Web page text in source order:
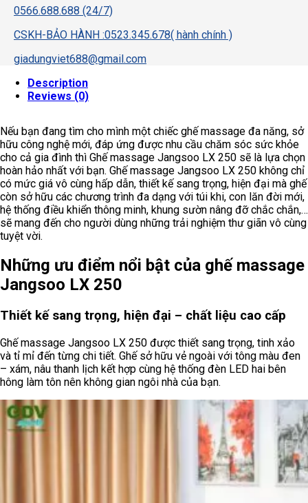
0566.688.688 (24/7)
CSKH-BẢO HÀNH :0523.345.678( hành chính )
giadungviet688@gmail.com
Description
Reviews (0)
Nếu bạn đang tìm cho mình một chiếc ghế massage đa năng, sở
hữu công nghệ mới, đáp ứng được nhu cầu chăm sóc sức khỏe
cho cả gia đình thì Ghế massage Jangsoo LX 250 sẽ là lựa chọn
hoàn hảo nhất với bạn. Ghế massage Jangsoo LX 250 không chỉ
có mức giá vô cùng hấp dẫn, thiết kế sang trọng, hiện đại mà ghế
còn sở hữu các chương trình đa dạng với túi khi, con lăn đời mới,
hệ thống điều khiển thông minh, khung sườn nâng đỡ chắc chắn,…
sẽ mang đến cho người dùng những trải nghiệm thư giãn vô cùng
tuyệt vời.
Những ưu điểm nổi bật của ghế massage
Jangsoo LX 250
Thiết kế sang trọng, hiện đại – chất liệu cao cấp
Ghế massage Jangsoo LX 250 được thiết sang trọng, tinh xảo
và tỉ mỉ đến từng chi tiết. Ghế sở hữu vẻ ngoài với tông màu đen
– xám, nâu thanh lịch kết hợp cùng hệ thống đèn LED hai bên
hông làm tôn nên không gian ngôi nhà của bạn.